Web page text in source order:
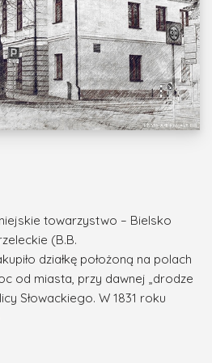
towarzystwo – Bielsko
(B.B.
działkę położoną na polach
od miasta, przy dawnej „drodze
Słowackiego. W 1831 roku